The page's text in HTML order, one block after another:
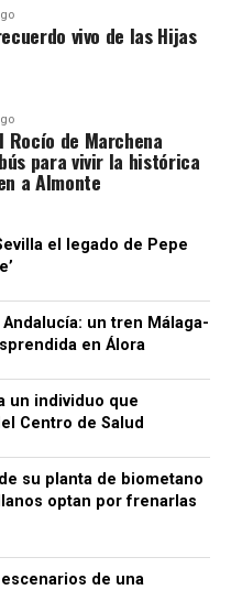
relevancia para
trata únicamente de
entre las
registros: la
judicialmente
una causa de
empresariales en
comerciales
por lo que habrá
las diligencias para
el número de
de Cazalla
dentro del entramado
Por ahora, no
oficiales consultadas
públicamente a las
La Puebla, de modo
nombres o
documental.
vivo de las Hijas
Rocío de Marchena
para vivir la histórica
a Almonte
el legado de Pepe
un tren Málaga-
en Álora
un individuo que
Centro de Salud
su planta de biometano
optan por frenarlas
de una